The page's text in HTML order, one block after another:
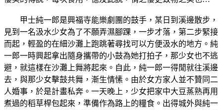
甲士純一郎是興福寺能樂劇團的鼓手，某日到溪邊散步，
見到一名汲水少女為了不願弄濕腳踝，一步才落，第二步緊接
而起，輕盈的在細沙灘上跑跳著尋找可以方便汲水的地方。純
一郎一時興起拿出隨身攜帶的小鼓為她打拍子，那少女也不逃
避，就這樣在沙灘上舞將起來。自此，純一郎一得閒就往溪邊
去，與那少女擊鼓共舞，漸生情愫。由於女方家人並不贊同二
人婚事，於是計畫私奔。一天晚上，少女把家中大豆蒸熟再用
煮過的稻草桿包起來，準備作為路上的糧食。出得城外與純一